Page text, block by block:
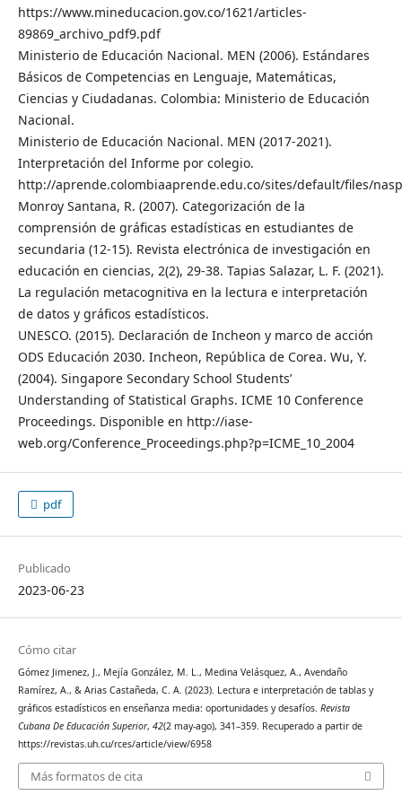
https://www.mineducacion.gov.co/1621/articles-
89869_archivo_pdf9.pdf
Ministerio de Educación Nacional. MEN (2006). Estándares
Básicos de Competencias en Lenguaje, Matemáticas,
Ciencias y Ciudadanas. Colombia: Ministerio de Educación
Nacional.
Ministerio de Educación Nacional. MEN (2017-2021).
Interpretación del Informe por colegio.
http://aprende.colombiaaprende.edu.co/sites/default/files/
Monroy Santana, R. (2007). Categorización de la
comprensión de gráficas estadísticas en estudiantes de
secundaria (12-15). Revista electrónica de investigación en
educación en ciencias, 2(2), 29-38. Tapias Salazar, L. F. (2021).
La regulación metacognitiva en la lectura e interpretación
de datos y gráficos estadísticos.
UNESCO. (2015). Declaración de Incheon y marco de acción
ODS Educación 2030. Incheon, República de Corea. Wu, Y.
(2004). Singapore Secondary School Students’
Understanding of Statistical Graphs. ICME 10 Conference
Proceedings. Disponible en http://iase-
web.org/Conference_Proceedings.php?p=ICME_10_2004
pdf
Publicado
2023-06-23
Cómo citar
Gómez Jimenez, J., Mejía González, M. L., Medina Velásquez, A., Avendaño
Ramírez, A., & Arias Castañeda, C. A. (2023). Lectura e interpretación de tablas y
gráficos estadísticos en enseñanza media: oportunidades y desafíos. Revista
Cubana De Educación Superior, 42(2 may-ago), 341–359. Recuperado a partir de
https://revistas.uh.cu/rces/article/view/6958
Más formatos de cita